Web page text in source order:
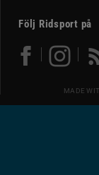
Följ Ridsport på
MADE